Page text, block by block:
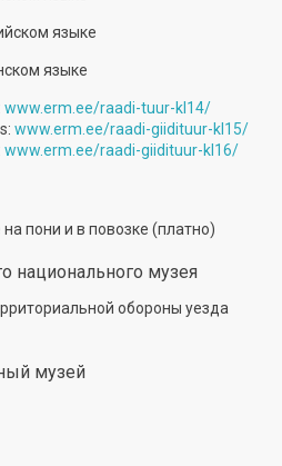
языке
языке
www.erm.ee/raadi-tuur-kl14/
www.erm.ee/raadi-giidituur-kl15/
www.erm.ee/raadi-giidituur-kl16/
пони и в повозке (платно)
национального музея
обороны уезда
музей